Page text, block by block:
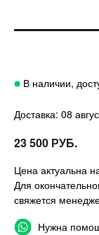
В наличии,
Доставка: 08
23 500 РУБ.
Цена актуальна
Для
свяжется
Нужна